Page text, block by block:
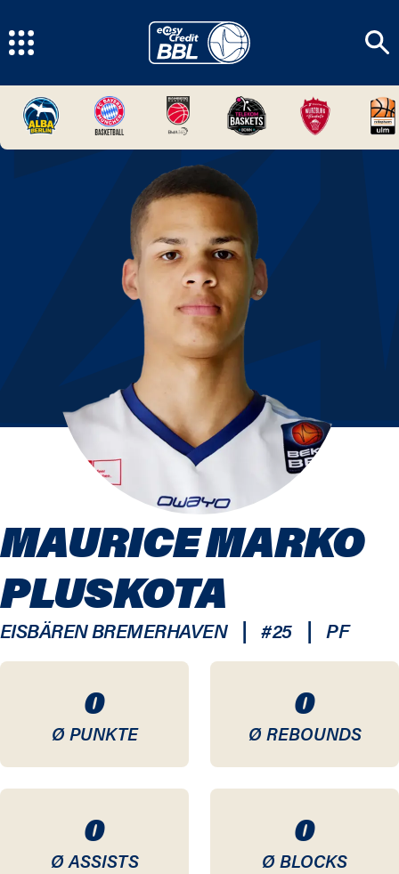
0
Ø PUNKTE
0
Ø REBOUNDS
0
Ø ASSISTS
0
Ø BLOCKS
MAURICE MARKO
PLUSKOTA
EISBÄREN BREMERHAVEN | #25 | PF